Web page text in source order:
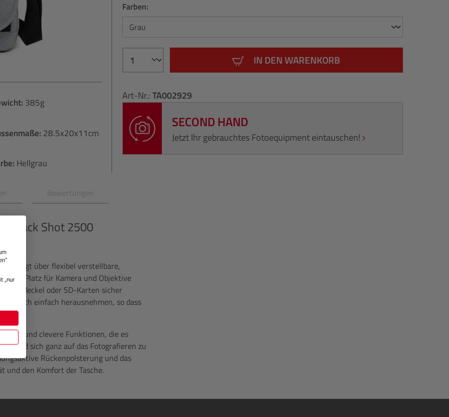
385g
28.5x20x11cm
Hellgrau
Farben:
IN DEN WARENKORB
Art-Nr.:TA002929
SECOND HAND
Jetzt Ihr gebrauchtes Fotoequipment eintauschen!
Bewertungen
Track Shot 2500
verfügt über flexibel verstellbare,
und Platz für Kamera und Objektive
oder SD-Karten sicher
auch einfach herausnehmen, so dass
Platz und clevere Funktionen, die es
und sich ganz auf das Fotografieren zu
Rückenpolsterung und das
und den Komfort der Tasche.
„nur